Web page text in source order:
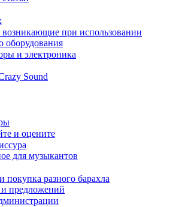
при использовании
оборудования
и электроника
Sound
и оцените
для музыкантов
разного барахла
предложений